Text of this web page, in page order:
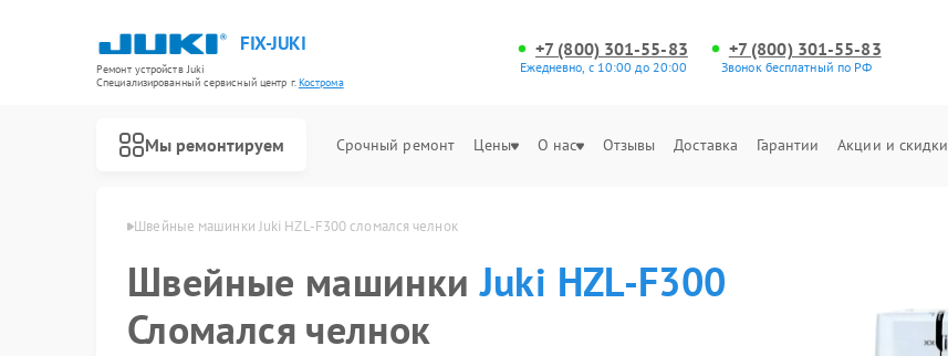
FIX-JUKI
Ремонт устройств Juki
Специализированный cервисный центр г.Кострома
+7 (800) 301-55-83
Ежедневно, с 10:00 до 20:00
+7 (800) 301-55-83
Звонок бесплатный по РФ
Мы ремонтируем Срочный ремонт Цены О нас Отзывы Доставка Гарантии Акции и скидки
F300 в Костроме Швейные машинки Juki HZL-F300 сломался челнок
Швейные машинкиJuki HZL-F300
Сломался челнок